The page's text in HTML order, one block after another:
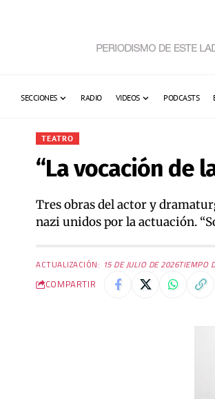
SECCIONES RADIO VIDEOS PODCASTS
TEATRO
“La vocación de
Tres obras del actor y
nazi unidos por la actuación.
ACTUALIZACIÓN: 15 DE JULIO DE 2026TIEMPO
COMPARTIR